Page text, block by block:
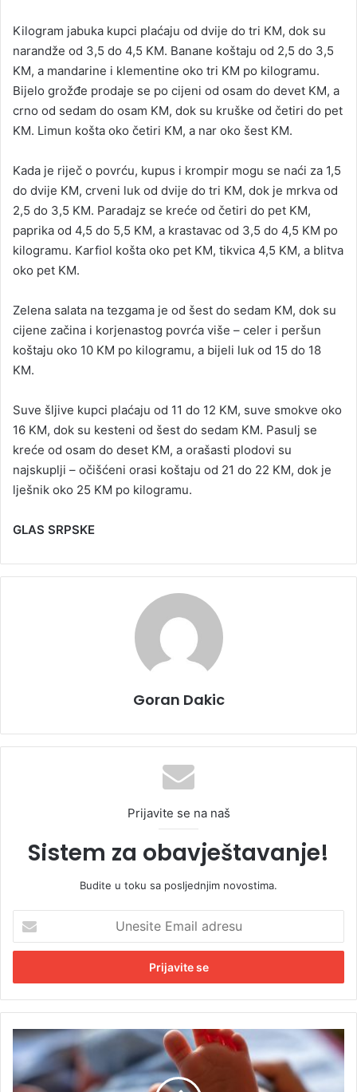
Kilogram jabuka kupci plaćaju od dvije do tri KM, dok su
narandže od 3,5 do 4,5 KM. Banane koštaju od 2,5 do 3,5
KM, a mandarine i klementine oko tri KM po kilogramu.
Bijelo grožđe prodaje se po cijeni od osam do devet KM, a
crno od sedam do osam KM, dok su kruške od četiri do pet
KM. Limun košta oko četiri KM, a nar oko šest KM.
Kada je riječ o povrću, kupus i krompir mogu se naći za 1,5
do dvije KM, crveni luk od dvije do tri KM, dok je mrkva od
2,5 do 3,5 KM. Paradajz se kreće od četiri do pet KM,
paprika od 4,5 do 5,5 KM, a krastavac od 3,5 do 4,5 KM po
kilogramu. Karfiol košta oko pet KM, tikvica 4,5 KM, a blitva
oko pet KM.
Zelena salata na tezgama je od šest do sedam KM, dok su
cijene začina i korjenastog povrća više – celer i peršun
koštaju oko 10 KM po kilogramu, a bijeli luk od 15 do 18
KM.
Suve šljive kupci plaćaju od 11 do 12 KM, suve smokve oko
16 KM, dok su kesteni od šest do sedam KM. Pasulj se
kreće od osam do deset KM, a orašasti plodovi su
najskuplji – očišćeni orasi koštaju od 21 do 22 KM, dok je
lješnik oko 25 KM po kilogramu.
GLAS SRPSKE
Goran Dakic
Prijavite se na naš
Sistem za obavještavanje!
Budite u toku sa posljednjim novostima.
e
i
t
E
m
a
i
K
o
m
p